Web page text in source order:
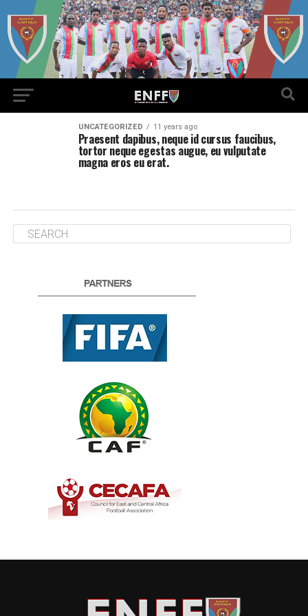
UNCATEGORIZED 11 years ago
Praesent dapibus, neque id cursus faucibus,
tortor neque egestas augue, eu vulputate
magna eros eu erat.